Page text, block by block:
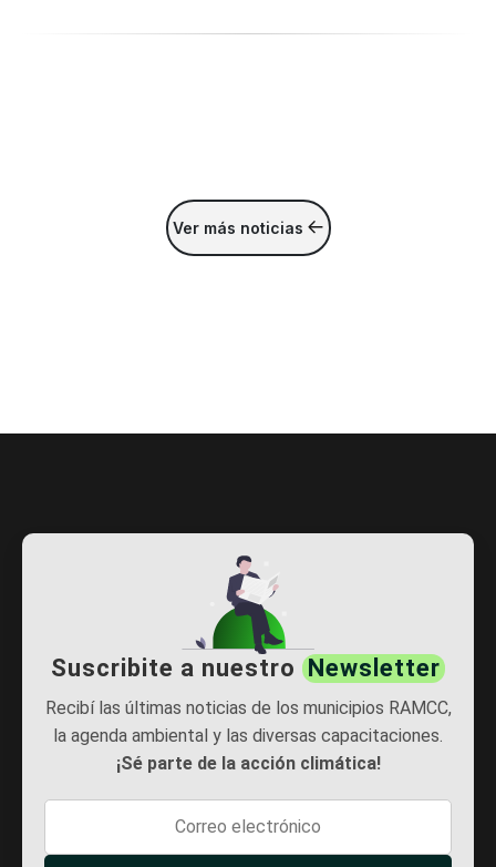
Ver más noticias
Suscribite a nuestro Newsletter
Recibí las últimas noticias de los municipios RAMCC,
la agenda ambiental y las diversas capacitaciones.
¡Sé parte de la acción climática!